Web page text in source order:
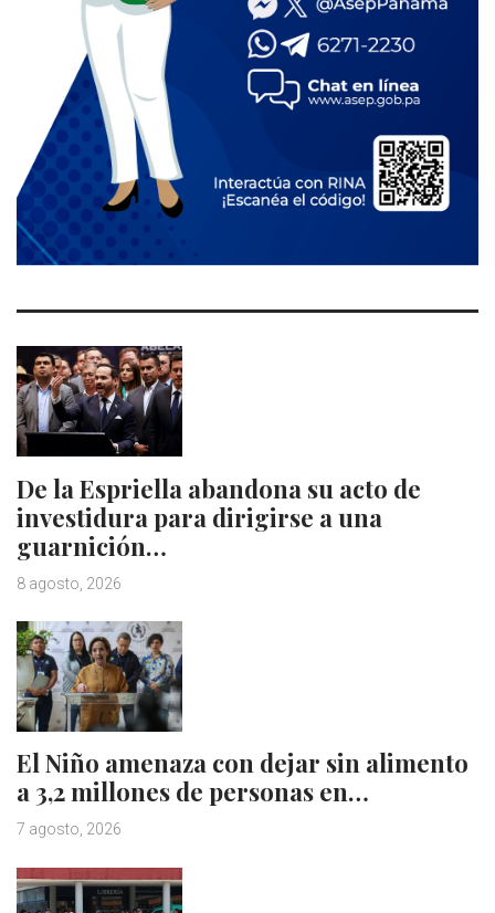
De la Espriella abandona su acto de
investidura para dirigirse a una
guarnición…
8 agosto, 2026
El Niño amenaza con dejar sin alimento
a 3,2 millones de personas en…
7 agosto, 2026